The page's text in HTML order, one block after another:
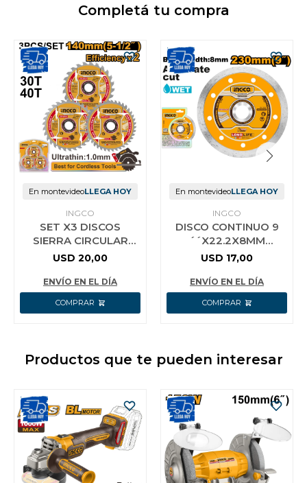
Completá tu compra
En montevideoLLEGA HOY
INGCO
SET X3 DISCOS
SIERRA CIRCULAR
140MM 5 1/2´´
USD 20,00
ENVÍO EN EL DÍA
En montevideoLLEGA HOY
INGCO
DISCO CONTINUO 9
´´X22.2X8MM
DMD022302
USD 17,00
ENVÍO EN EL DÍA
Productos que te pueden interesar